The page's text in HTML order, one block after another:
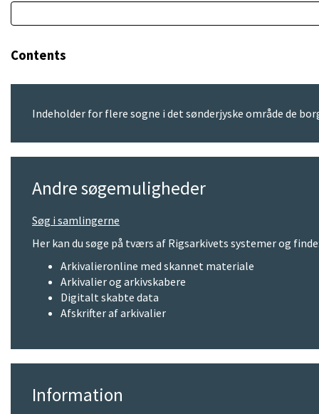
Contents
Indeholder for flere sogne i det sønderjyske område de
Andre søgemuligheder
Søg i samlingerne
Her kan du søge på tværs af Rigsarkivets systemer og
Arkivalieronline med skannet materiale
Arkivalier og arkivskabere
Digitalt skabte data
Afskrifter af arkivalier
Information